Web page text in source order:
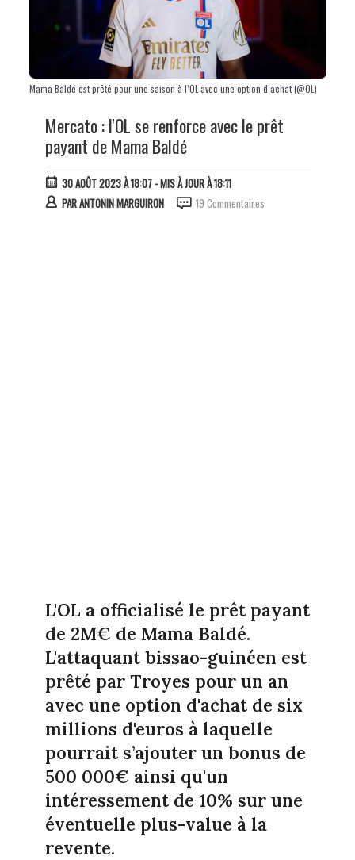
Mama Baldé est prêté pour une saison à l’OL avec une option d’achat (@OL)
Mercato : l'OL se renforce avec le prêt
payant de Mama Baldé
30 AOÛT 2023 À 18:07- MIS À JOUR À 18:11
PARANTONIN MARGUIRON 19 Commentaires
L'OL a officialisé le prêt payant
de 2M€ de Mama Baldé.
L'attaquant bissao-guinéen est
prêté par Troyes pour un an
avec une option d'achat de six
millions d'euros à laquelle
pourrait s’ajouter un bonus de
500 000€ ainsi qu'un
intéressement de 10% sur une
éventuelle plus-value à la
revente.